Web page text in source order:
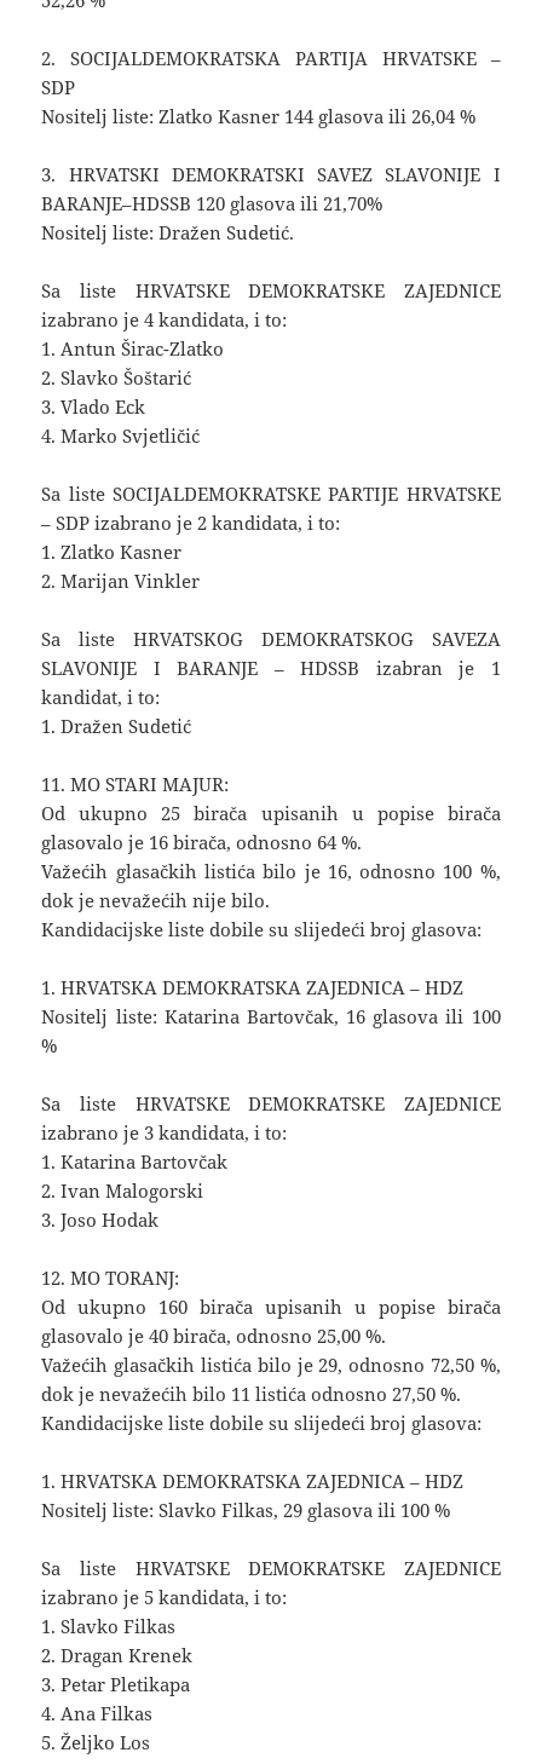
2. SOCIJALDEMOKRATSKA PARTIJA HRVATSKE –
SDP
Nositelj liste: Zlatko Kasner 144 glasova ili 26,04 %
3. HRVATSKI DEMOKRATSKI SAVEZ SLAVONIJE I
BARANJE–HDSSB 120 glasova ili 21,70%
Nositelj liste: Dražen Sudetić.
Sa liste HRVATSKE DEMOKRATSKE ZAJEDNICE
izabrano je 4 kandidata, i to:
1. Antun Širac-Zlatko
2. Slavko Šoštarić
3. Vlado Eck
4. Marko Svjetličić
Sa liste SOCIJALDEMOKRATSKE PARTIJE HRVATSKE
– SDP izabrano je 2 kandidata, i to:
1. Zlatko Kasner
2. Marijan Vinkler
Sa liste HRVATSKOG DEMOKRATSKOG SAVEZA
SLAVONIJE I BARANJE – HDSSB izabran je 1
kandidat, i to:
1. Dražen Sudetić
11. MO STARI MAJUR:
Od ukupno 25 birača upisanih u popise birača
glasovalo je 16 birača, odnosno 64 %.
Važećih glasačkih listića bilo je 16, odnosno 100 %,
dok je nevažećih nije bilo.
Kandidacijske liste dobile su slijedeći broj glasova:
1. HRVATSKA DEMOKRATSKA ZAJEDNICA – HDZ
Nositelj liste: Katarina Bartovčak, 16 glasova ili 100
%
Sa liste HRVATSKE DEMOKRATSKE ZAJEDNICE
izabrano je 3 kandidata, i to:
1. Katarina Bartovčak
2. Ivan Malogorski
3. Joso Hodak
12. MO TORANJ:
Od ukupno 160 birača upisanih u popise birača
glasovalo je 40 birača, odnosno 25,00 %.
Važećih glasačkih listića bilo je 29, odnosno 72,50 %,
dok je nevažećih bilo 11 listića odnosno 27,50 %.
Kandidacijske liste dobile su slijedeći broj glasova:
1. HRVATSKA DEMOKRATSKA ZAJEDNICA – HDZ
Nositelj liste: Slavko Filkas, 29 glasova ili 100 %
Sa liste HRVATSKE DEMOKRATSKE ZAJEDNICE
izabrano je 5 kandidata, i to:
1. Slavko Filkas
2. Dragan Krenek
3. Petar Pletikapa
4. Ana Filkas
5. Željko Los